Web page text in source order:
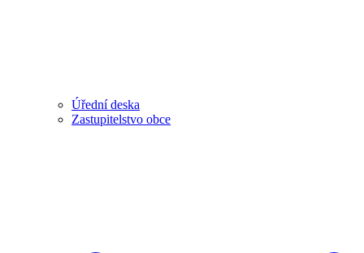
Úřední deska
Zastupitelstvo obce